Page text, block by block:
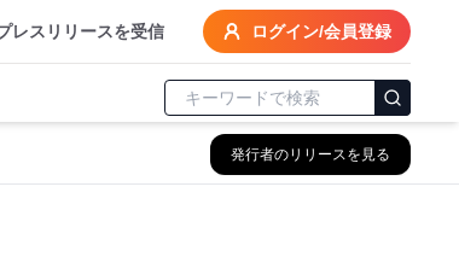
レスリリースを受信 ログイン/会員登録
発行者のリリースを見る